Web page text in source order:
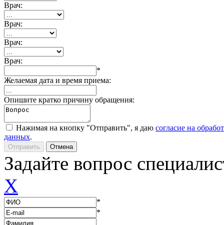
Врач:
Врач:
Врач:
Врач:
*
Желаемая дата и время приема:
Опишите кратко причину обращения:
Нажимая на кнопку "Отправить", я даю согласие на
данных.
Задайте вопрос
X
*
*